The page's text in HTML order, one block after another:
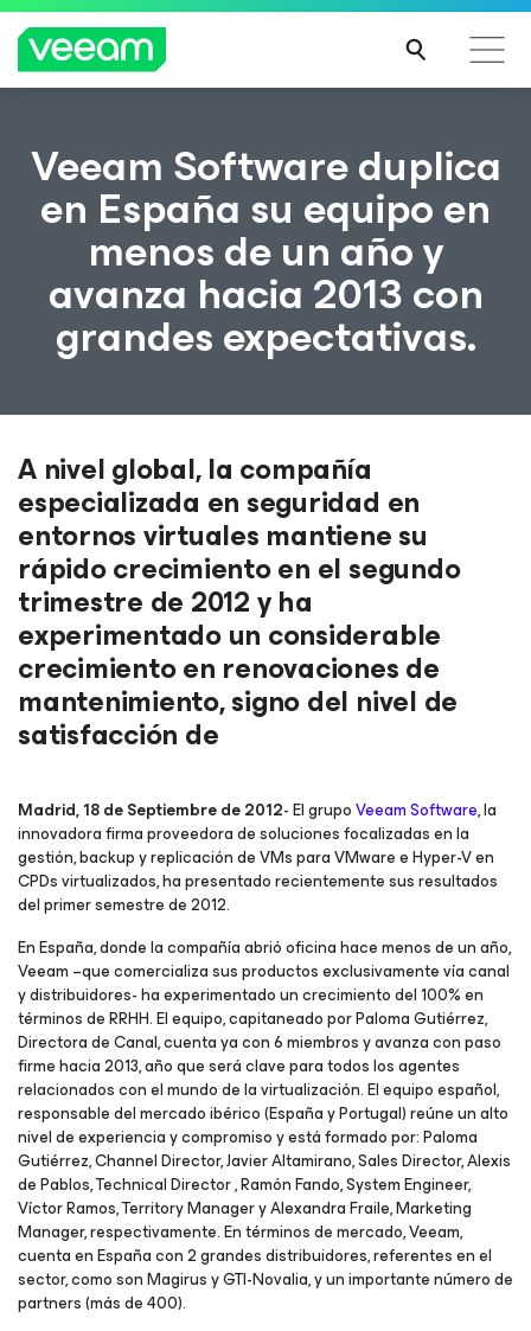
Guía de Veeam para los clientes afectados por la
actualización de contenido de CrowdStrike
MÁS
CIÓN
Veeam Software duplica
en España su equipo en
menos de un año y
avanza hacia 2013 con
grandes expectativas.
A nivel global, la compañía
especializada en seguridad en
entornos virtuales mantiene su
rápido crecimiento en el segundo
trimestre de 2012 y ha
experimentado un considerable
crecimiento en renovaciones de
mantenimiento, signo del nivel de
satisfacción de
Madrid, 18 de Septiembre de 2012- El grupoVeeam Software, la
innovadora firma proveedora de soluciones focalizadas en la
gestión, backup y replicación de VMs para VMware e Hyper-V en
CPDs virtualizados, ha presentado recientemente sus resultados
del primer semestre de 2012.
En España, donde la compañía abrió oficina hace menos de un año,
Veeam –que comercializa sus productos exclusivamente vía canal
y distribuidores- ha experimentado un crecimiento del 100% en
términos de RRHH. El equipo, capitaneado por Paloma Gutiérrez,
Directora de Canal, cuenta ya con 6 miembros y avanza con paso
firme hacia 2013, año que será clave para todos los agentes
relacionados con el mundo de la virtualización. El equipo español,
responsable del mercado ibérico (España y Portugal) reúne un alto
nivel de experiencia y compromiso y está formado por: Paloma
Gutiérrez, Channel Director, Javier Altamirano, Sales Director, Alexis
de Pablos, Technical Director , Ramón Fando, System Engineer,
Víctor Ramos, Territory Manager y Alexandra Fraile, Marketing
Manager, respectivamente. En términos de mercado, Veeam,
cuenta en España con 2 grandes distribuidores, referentes en el
sector, como son Magirus y GTI-Novalia, y un importante número de
partners (más de 400).